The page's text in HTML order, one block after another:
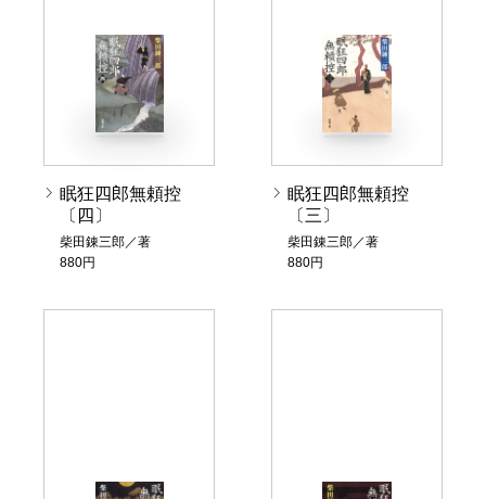
眠狂四郎無頼控
〔四〕
柴田錬三郎／著
880円
眠狂四郎無頼控
〔三〕
柴田錬三郎／著
880円